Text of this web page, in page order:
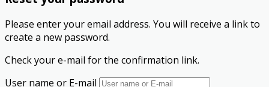
Please enter your email address. You will receive a link to
create a new password.
Check your e-mail for the confirmation link.
User name or E-mail